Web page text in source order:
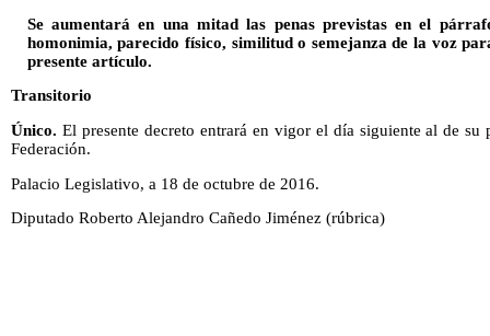
Se aumentará en una mitad las penas previstas en el
homonimia, parecido físico, similitud o semejanza de la voz
presente artículo.
Transitorio
Único. El presente decreto entrará en vigor el día siguiente al de
Federación.
Palacio Legislativo, a 18 de octubre de 2016.
Diputado Roberto Alejandro Cañedo Jiménez (rúbrica)